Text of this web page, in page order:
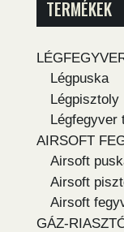
TERMÉKEK
Légpuska
Légpisztoly
Légfegyver
AIRSOFT
Airsoft
Airsoft
Airsoft
GÁZ-